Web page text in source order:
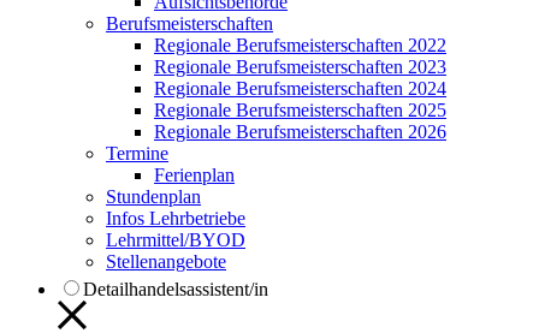
Berufsmeisterschaften
Regionale Berufsmeisterschaften 2022
Regionale Berufsmeisterschaften 2023
Regionale Berufsmeisterschaften 2024
Regionale Berufsmeisterschaften 2025
Regionale Berufsmeisterschaften 2026
Termine
Ferienplan
Stundenplan
Infos Lehrbetriebe
Lehrmittel/BYOD
Stellenangebote
Detailhandelsassistent/in